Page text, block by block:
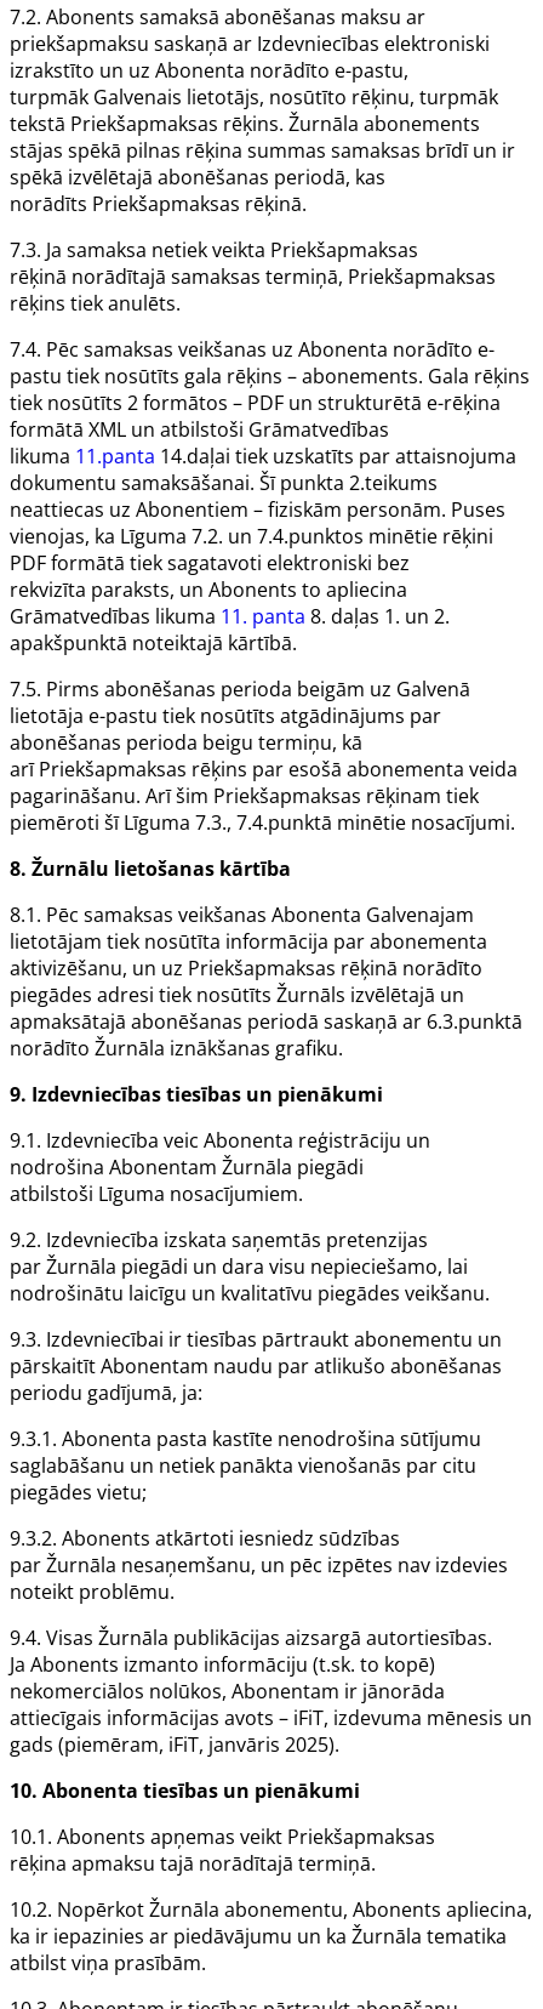
7.2. Abonents samaksā abonēšanas maksu ar
priekšapmaksu saskaņā ar Izdevniecības elektroniski
izrakstīto un uz Abonenta norādīto e-pastu,
turpmāk Galvenais lietotājs, nosūtīto rēķinu, turpmāk
tekstā Priekšapmaksas rēķins. Žurnāla abonements
stājas spēkā pilnas rēķina summas samaksas brīdī un ir
spēkā izvēlētajā abonēšanas periodā, kas
norādīts Priekšapmaksas rēķinā.
7.3. Ja samaksa netiek veikta Priekšapmaksas
rēķinā norādītajā samaksas termiņā, Priekšapmaksas
rēķins tiek anulēts.
7.4. Pēc samaksas veikšanas uz Abonenta norādīto e-
pastu tiek nosūtīts gala rēķins – abonements. Gala rēķins
tiek nosūtīts 2 formātos – PDF un strukturētā e-rēķina
formātā XML un atbilstoši Grāmatvedības
likuma 11.panta 14.daļai tiek uzskatīts par attaisnojuma
dokumentu samaksāšanai. Šī punkta 2.teikums
neattiecas uz Abonentiem – fiziskām personām. Puses
vienojas, ka Līguma 7.2. un 7.4.punktos minētie rēķini
PDF formātā tiek sagatavoti elektroniski bez
rekvizīta paraksts, un Abonents to apliecina
Grāmatvedības likuma 11. panta 8. daļas 1. un 2.
apakšpunktā noteiktajā kārtībā.
7.5. Pirms abonēšanas perioda beigām uz Galvenā
lietotāja e-pastu tiek nosūtīts atgādinājums par
abonēšanas perioda beigu termiņu, kā
arīPriekšapmaksas rēķins par esošā abonementa veida
pagarināšanu. Arī šim Priekšapmaksas rēķinam tiek
piemēroti šī Līguma 7.3., 7.4.punktā minētie nosacījumi.
8. Žurnālu lietošanas kārtība
8.1. Pēc samaksas veikšanas Abonenta Galvenajam
lietotājam tiek nosūtīta informācija par abonementa
aktivizēšanu, un uz Priekšapmaksas rēķinā norādīto
piegādes adresi tiek nosūtīts Žurnāls izvēlētajā un
apmaksātajā abonēšanas periodā saskaņā ar 6.3.punktā
norādīto Žurnāla iznākšanas grafiku.
9. Izdevniecībastiesības un pienākumi
9.1. Izdevniecība veic Abonenta reģistrāciju un
nodrošina Abonentam Žurnāla piegādi
atbilstoši Līguma nosacījumiem.
9.2. Izdevniecība izskata saņemtās pretenzijas
parŽurnāla piegādi un dara visu nepieciešamo, lai
nodrošinātu laicīgu un kvalitatīvu piegādes veikšanu.
9.3. Izdevniecībai ir tiesības pārtraukt abonementu un
pārskaitītAbonentam naudu par atlikušo abonēšanas
periodu gadījumā, ja:
9.3.1. Abonenta pasta kastīte nenodrošina sūtījumu
saglabāšanu un netiek panākta vienošanās par citu
piegādes vietu;
9.3.2. Abonents atkārtoti iesniedz sūdzības
parŽurnāla nesaņemšanu, un pēc izpētes nav izdevies
noteikt problēmu.
9.4. Visas Žurnāla publikācijas aizsargā autortiesības.
Ja Abonents izmanto informāciju (t.sk. to kopē)
nekomerciālos nolūkos, Abonentam ir jānorāda
attiecīgais informācijas avots – iFiT, izdevuma mēnesis un
gads (piemēram, iFiT, janvāris 2025).
10. Abonenta tiesības un pienākumi
10.1. Abonents apņemas veikt Priekšapmaksas
rēķina apmaksu tajā norādītajā termiņā.
10.2. NopērkotŽurnāla abonementu, Abonents apliecina,
ka ir iepazinies ar piedāvājumu un ka Žurnāla tematika
atbilst viņa prasībām.